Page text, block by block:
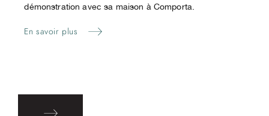
démonstration avec sa maison à Comporta.
En savoir plus